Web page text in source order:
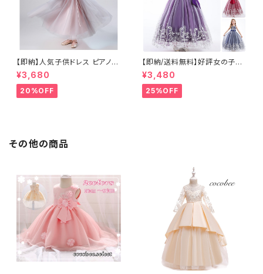
【即納】人気子供ドレス ピアノ発
表会 ジュニア キッズ ロングドレ
スロング丈ドレスリングガールフ
ラワーガール コンクール 女の子
ドレス結婚式コンクール衣装結
¥3,680
20%OFF
【即納/送料無料】好評女の子子
供刺繍ドレス ピアノ発表会 ジュ
ニア 女の子こどもドレスキッズ
ロングドレスコンクール お誕生
日女の子 ワンピース レッドドレ
¥3,480
25%OFF
その他の商品